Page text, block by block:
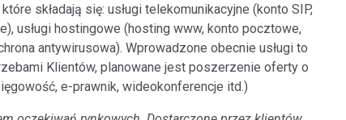
składają się: usługi telekomunikacyjne (konto SIP,
usługi hostingowe (hosting www, konto pocztowe,
antywirusowa). Wprowadzone obecnie usługi to
Klientów, planowane jest poszerzenie oferty o
e-prawnik, wideokonferencje itd.)